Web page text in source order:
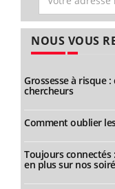
NOUS VOUS
Grossesse à risque
chercheurs
Comment oublier
Toujours
en plus sur nos